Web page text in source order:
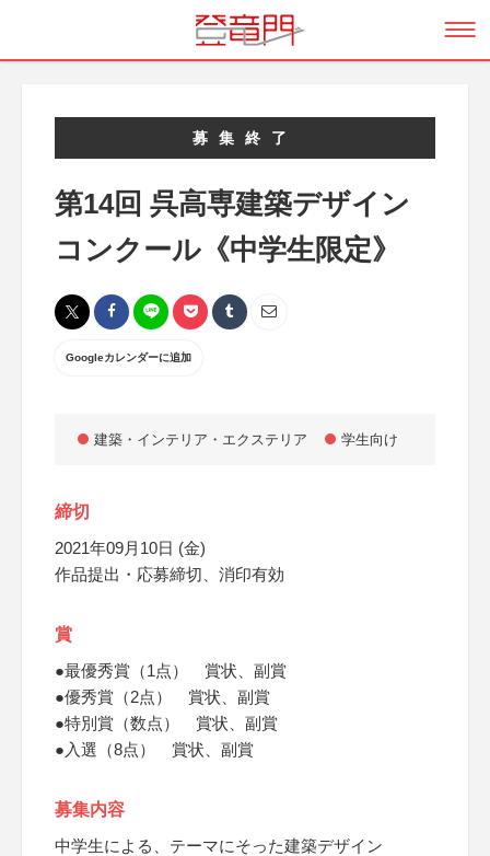
募集終了
第14回 呉高専建築デザイン
コンクール《中学生限定》
Googleカレンダーに追加
建築・インテリア・エクステリア 学生向け
締切
2021年09月10日 (金)
作品提出・応募締切、消印有効
賞
●最優秀賞（1点） 賞状、副賞
●優秀賞（2点） 賞状、副賞
●特別賞（数点） 賞状、副賞
●入選（8点） 賞状、副賞
募集内容
中学生による、テーマにそった建築デザイン